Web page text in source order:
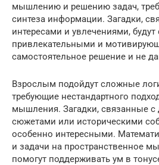
мышлению и решению задач,
синтеза информации. Загадки,
интересами и увлечениями, будут
привлекательными и
самостоятельное решение и не
Взрослым подойдут сложные
требующие нестандартного
мышления. Загадки, связанные с
сюжетами или историческими
особенно интересными.
и задачи на пространственное
помогут поддерживать ум в